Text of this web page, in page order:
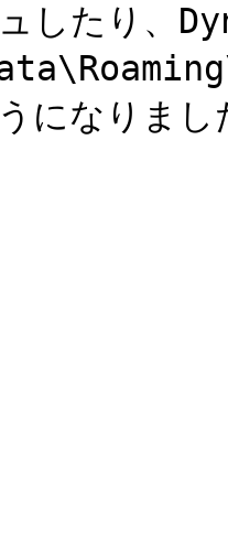
したり、